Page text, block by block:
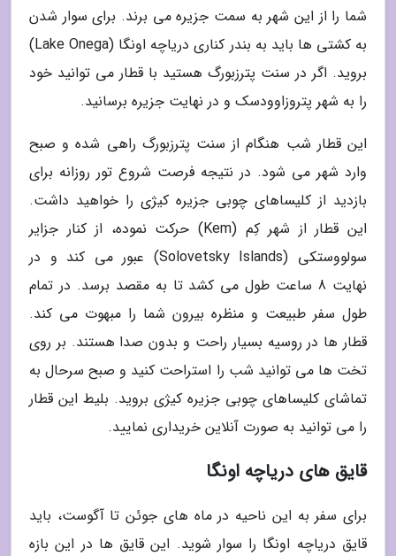
شما را از این شهر به سمت جزیره می برند. برای سوار شدن
به کشتی ها باید به بندر کناری دریاچه اونگا (Lake Onega)
بروید. اگر در سنت پترزبورگ هستید با قطار می توانید خود
را به شهر پتروزاوودسک و در نهایت جزیره برسانید.
این قطار شب هنگام از سنت پترزبورگ راهی شده و صبح
وارد شهر می شود. در نتیجه فرصت شروع تور روزانه برای
بازدید از کلیساهای چوبی جزیره کیژی را خواهید داشت.
این قطار از شهر کِم (Kem) حرکت نموده، از کنار جزایر
سولووستکی (Solovetsky Islands) عبور می کند و در
نهایت 8 ساعت طول می کشد تا به مقصد برسد. در تمام
طول سفر طبیعت و منظره بیرون شما را مبهوت می کند.
قطار ها در روسیه بسیار راحت و بدون صدا هستند. بر روی
تخت ها می توانید شب را استراحت کنید و صبح سرحال به
تماشای کلیساهای چوبی جزیره کیژی بروید. بلیط این قطار
را می توانید به صورت آنلاین خریداری نمایید.
قایق های دریاچه اونگا
برای سفر به این ناحیه در ماه های جوئن تا آگوست، باید
قایق دریاچه اونگا را سوار شوید. این قایق ها در این بازه